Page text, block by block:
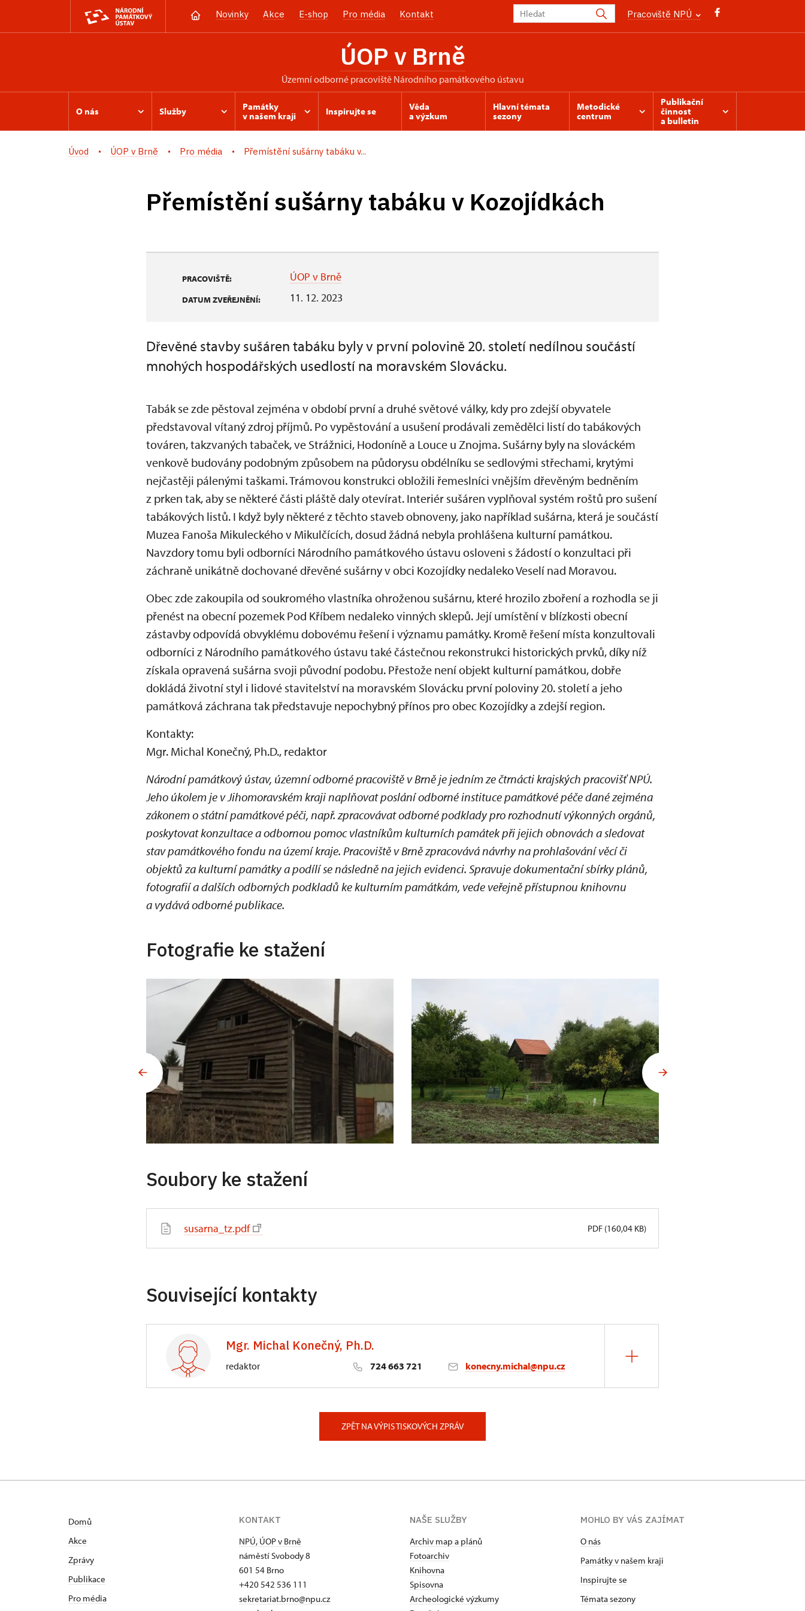
Novinky Akce E-shop Pro média Kontakt Pracoviště NPÚ
ÚOP v Brně
územní odborné pracoviště Národního památkového ústavu
O nás Služby
Památky
v našem kraji
Inspirujte se
Věda
a výzkum
Hlavní témata
sezony
Metodické
centrum
Publikační
činnost
a bulletin
Úvod ÚOP v Brně Pro média Přemístění sušárny tabáku v...
Přemístění sušárny tabáku v Kozojídkách
PRACOVIŠTĚ: ÚOP v Brně
DATUM ZVEŘEJNĚNÍ: 11. 12. 2023
Dřevěné stavby sušáren tabáku byly v první polovině 20. století nedílnou součástí
mnohých hospodářských usedlostí na moravském Slovácku.
Tabák se zde pěstoval zejména v období první a druhé světové války, kdy pro zdejší obyvatele
představoval vítaný zdroj příjmů. Po vypěstování a usušení prodávali zemědělci listí do tabákových
továren, takzvaných tabaček, ve Strážnici, Hodoníně a Louce u Znojma. Sušárny byly na slováckém
venkově budovány podobným způsobem na půdorysu obdélníku se sedlovými střechami, krytými
nejčastěji pálenými taškami. Trámovou konstrukci obložili řemeslníci vnějším dřevěným bedněním
z prken tak, aby se některé části pláště daly otevírat. Interiér sušáren vyplňoval systém roštů pro sušení
tabákových listů. I když byly některé z těchto staveb obnoveny, jako například sušárna, která je součástí
Muzea Fanoša Mikuleckého v Mikulčících, dosud žádná nebyla prohlášena kulturní památkou.
Navzdory tomu byli odborníci Národního památkového ústavu osloveni s žádostí o konzultaci při
záchraně unikátně dochované dřevěné sušárny v obci Kozojídky nedaleko Veselí nad Moravou.
Obec zde zakoupila od soukromého vlastníka ohroženou sušárnu, které hrozilo zboření a rozhodla se ji
přenést na obecní pozemek Pod Kříbem nedaleko vinných sklepů. Její umístění v blízkosti obecní
zástavby odpovídá obvyklému dobovému řešení i významu památky. Kromě řešení místa konzultovali
odborníci z Národního památkového ústavu také částečnou rekonstrukci historických prvků, díky níž
získala opravená sušárna svoji původní podobu. Přestože není objekt kulturní památkou, dobře
dokládá životní styl i lidové stavitelství na moravském Slovácku první poloviny 20. století a jeho
památková záchrana tak představuje nepochybný přínos pro obec Kozojídky a zdejší region.
Kontakty:
Mgr. Michal Konečný, Ph.D., redaktor
Národní památkový ústav, územní odborné pracoviště v Brně je jedním ze čtrnácti krajských pracovišť NPÚ.
Jeho úkolem je v Jihomoravském kraji naplňovat poslání odborné instituce památkové péče dané zejména
zákonem o státní památkové péči, např. zpracovávat odborné podklady pro rozhodnutí výkonných orgánů,
poskytovat konzultace a odbornou pomoc vlastníkům kulturních památek při jejich obnovách a sledovat
stav památkového fondu na území kraje. Pracoviště v Brně zpracovává návrhy na prohlašování věcí či
objektů za kulturní památky a podílí se následně na jejich evidenci. Spravuje dokumentační sbírky plánů,
fotografií a dalších odborných podkladů ke kulturním památkám, vede veřejně přístupnou knihovnu
a vydává odborné publikace.
Fotografie ke stažení
Soubory ke stažení
susarna_tz.pdf PDF (160,04 KB)
Související kontakty
Mgr. Michal Konečný, Ph.D.
redaktor 724 663 721 konecny.michal@npu.cz
ZPĚT NA VÝPIS TISKOVÝCH ZPRÁV
Domů
Akce
Zprávy
Publikace
Pro média
KONTAKT
NPÚ, ÚOP v Brně
náměstí Svobody 8
601 54 Brno
+420 542 536 111
sekretariat.brno@npu.cz
NAŠE SLUŽBY
Archiv map a plánů
Fotoarchiv
Knihovna
Spisovna
Archeologické výzkumy
MOHLO BY VÁS ZAJÍMAT
O nás
Památky v našem kraji
Inspirujte se
Témata sezony